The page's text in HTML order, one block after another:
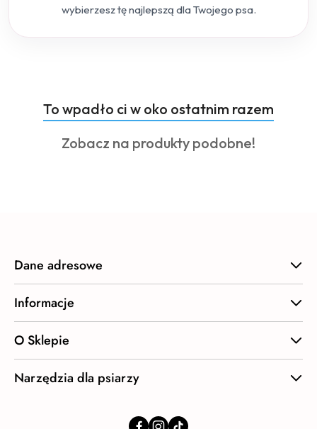
wybierzesz tę najlepszą dla Twojego psa.
Pomiń karuzelę produktów
Produkty
o
statusie:
To wpadło ci w oko ostatnim razem
Produkty
Zobacz na produkty podobne!
Dane adresowe
Informacje
O Sklepie
Narzędzia dla psiarzy